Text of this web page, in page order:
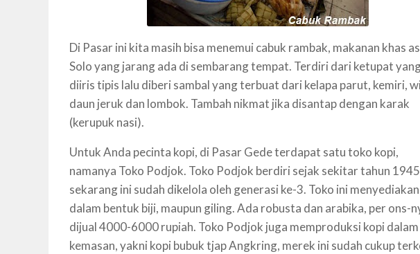
Di Pasar ini kita masih bisa menemui cabuk rambak, makanan khas
Solo yang jarang ada di sembarang tempat. Terdiri dari ketupat
diiris tipis lalu diberi sambal yang terbuat dari kelapa parut, kemiri,
daun jeruk dan lombok. Tambah nikmat jika disantap dengan karak
(kerupuk nasi).
Untuk Anda pecinta kopi, di Pasar Gede terdapat satu toko kopi,
namanya Toko Podjok. Toko Podjok berdiri sejak sekitar tahun
sekarang ini sudah dikelola oleh generasi ke-3. Toko ini
dalam bentuk biji, maupun giling. Ada robusta dan arabika, per ons-
dijual 4000-6000 rupiah. Toko Podjok juga memproduksi kopi dalam
kemasan, yakni kopi bubuk tjap Angkring, merek ini sudah cukup